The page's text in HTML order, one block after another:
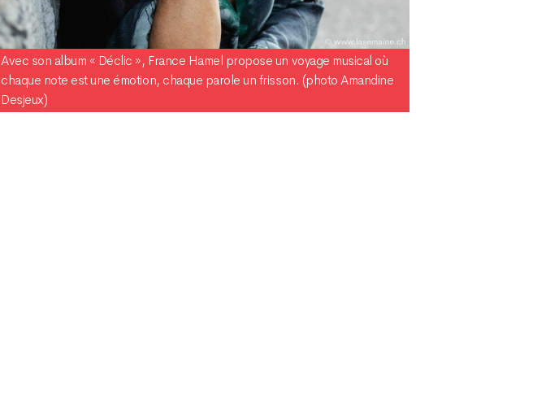
Avec son album « Déclic », France Hamel propose un voyage musical où
chaque note est une émotion, chaque parole un frisson. (photo Amandine
Desjeux)